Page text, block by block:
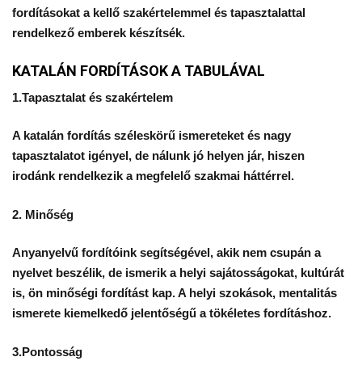
fordításokat a kellő szakértelemmel és tapasztalattal
rendelkező emberek készítsék.
KATALÁN FORDÍTÁSOK A TABULÁVAL
1.Tapasztalat és szakértelem
A katalán fordítás széleskörű ismereteket és nagy
tapasztalatot igényel, de nálunk jó helyen jár, hiszen
irodánk rendelkezik a megfelelő szakmai háttérrel.
2. Minőség
Anyanyelvű fordítóink segítségével, akik nem csupán a
nyelvet beszélik, de ismerik a helyi sajátosságokat, kultúrát
is, ön minőségi fordítást kap. A helyi szokások, mentalitás
ismerete kiemelkedő jelentőségű a tökéletes fordításhoz.
3.Pontosság